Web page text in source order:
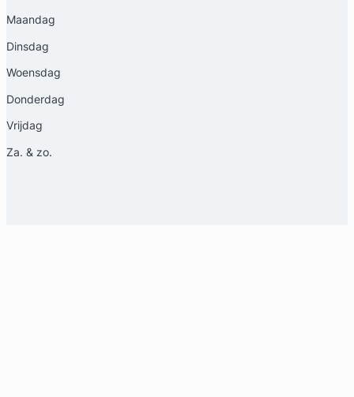
Maandag
Dinsdag
Woensdag
Donderdag
Vrijdag
Za. & zo.